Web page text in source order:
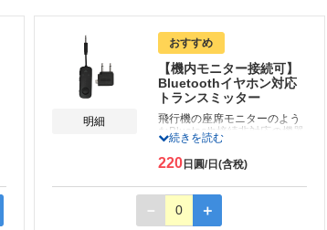
※韓国受取は対象外となりま
明細
おすすめ
【機内モニター接続可】
Bluetoothイヤホン対応
トランスミッター
飛行機の座席モニターのよう
なBluetooth接続非対応の機器
と、ご自身のワイヤレスイヤ
ホン、ヘッドホンを接続させ
るアイテムです。
ンタンな設定だけで機内エン
ターテインメントを使い慣れ
続きを読む
220日圓/日(含稅)
－ 0 ＋